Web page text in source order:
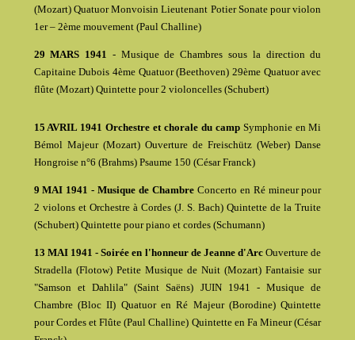
(Mozart) Quatuor Monvoisin Lieutenant Potier Sonate pour violon
1er – 2ème mouvement (Paul Challine)
29 MARS 1941 - Musique de Chambres sous la direction du
Capitaine Dubois 4ème Quatuor (Beethoven) 29ème Quatuor avec
flûte (Mozart) Quintette pour 2 violoncelles (Schubert)
15 AVRIL 1941 Orchestre et chorale du camp Symphonie en Mi
Bémol Majeur (Mozart) Ouverture de Freischütz (Weber) Danse
Hongroise n°6 (Brahms) Psaume 150 (César Franck)
9 MAI 1941 - Musique de ChambreConcerto en Ré mineur pour
2 violons et Orchestre à Cordes (J. S. Bach) Quintette de la Truite
(Schubert) Quintette pour piano et cordes (Schumann)
13 MAI 1941 - Soirée en l'honneur de Jeanne d'Arc Ouverture de
Stradella (Flotow) Petite Musique de Nuit (Mozart) Fantaisie sur
"Samson et Dahlila" (Saint Saëns) JUIN 1941 - Musique de
Chambre (Bloc II) Quatuor en Ré Majeur (Borodine) Quintette
pour Cordes et Flûte (Paul Challine) Quintette en Fa Mineur (César